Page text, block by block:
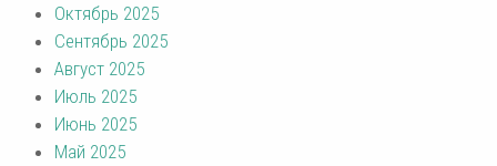
Октябрь 2025
Сентябрь 2025
Август 2025
Июль 2025
Июнь 2025
Май 2025